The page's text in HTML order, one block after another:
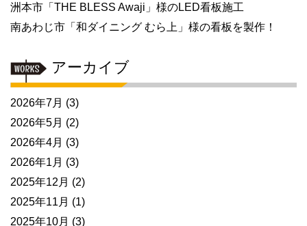
洲本市「THE BLESS Awaji」様のLED看板施工
南あわじ市「和ダイニング むら上」様の看板を製作！
アーカイブ
2026年7月 (3)
2026年5月 (2)
2026年4月 (3)
2026年1月 (3)
2025年12月 (2)
2025年11月 (1)
2025年10月 (3)